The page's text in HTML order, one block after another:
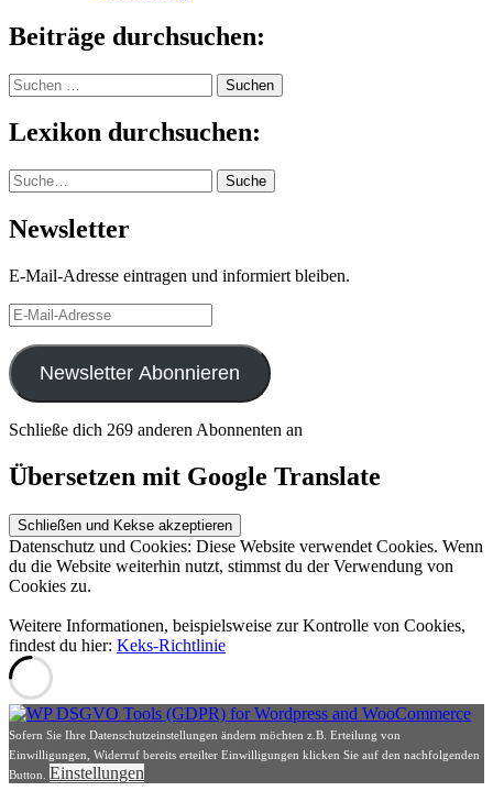
Beiträge durchsuchen:
Suchen
nach:
Lexikon durchsuchen:
Suche Suche
Newsletter
E-Mail-Adresse eintragen und informiert bleiben.
E-
Mail-
Adresse
Newsletter Abonnieren
Schließe dich 269 anderen Abonnenten an
Übersetzen mit Google Translate
Datenschutz und Cookies: Diese Website verwendet Cookies. Wenn
du die Website weiterhin nutzt, stimmst du der Verwendung von
Cookies zu.
Weitere Informationen, beispielsweise zur Kontrolle von Cookies,
findest du hier: Keks-Richtlinie
Sofern Sie Ihre Datenschutzeinstellungen ändern möchten z.B. Erteilung von
Einwilligungen, Widerruf bereits erteilter Einwilligungen klicken Sie auf den nachfolgenden
Button. Einstellungen